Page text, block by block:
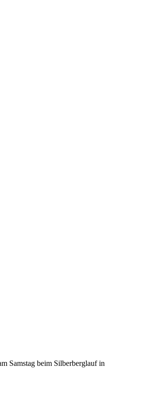
Samstag beim Silberberglauf in